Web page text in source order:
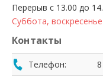
Перерыв с 13.00 до
Суббота,
Контакты
Телефон: